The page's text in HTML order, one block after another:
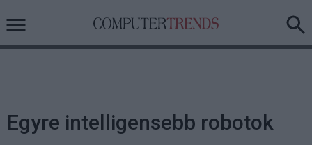
Egyre intelligensebb robotok